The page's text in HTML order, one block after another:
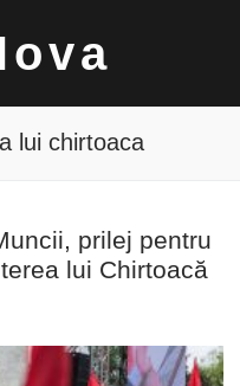
lui chirtoaca
prilej pentru
lui Chirtoacă